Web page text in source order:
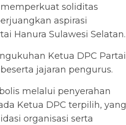
soliditas
aspirasi
Hanura Sulawesi Selatan.
Ketua DPC Partai
jajaran pengurus.
melalui penyerahan
Ketua DPC terpilih, yang
organisasi serta